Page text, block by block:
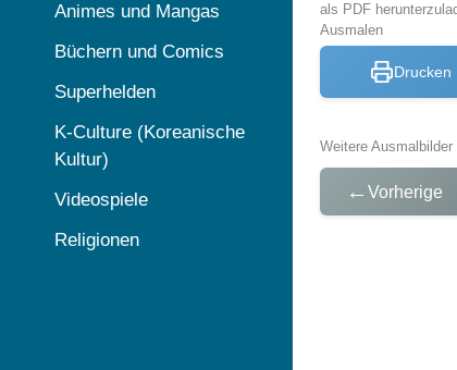
als PDF
Ausmalen
Drucken
Weitere
← Vorherige
Animes und Mangas
Büchern und Comics
Superhelden
K-Culture (Koreanische
Kultur)
Videospiele
Religionen